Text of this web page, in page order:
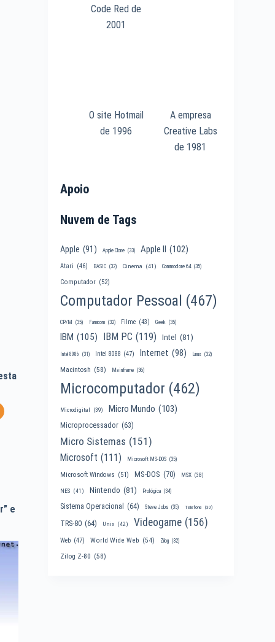
e
Code Red de
2001
O site Hotmail
de 1996
A empresa
Creative Labs
de 1981
Apoio
Nuvem de Tags
Apple (91) Apple Clone (33) Apple II (102)
Atari (46) BASIC (32) Cinema (41) Commodore 64 (35)
Computador (52)
Computador Pessoal (467)
CP/M (35) Famicom (32) Filme (43) Geek (35)
IBM (105) IBM PC (119) Intel (81)
Intel 8086 (31) Intel 8088 (47) Internet (98) Linux (32)
Macintosh (58) Mainframe (36)
Microcomputador (462)
Microdigital (39) Micro Mundo (103)
Microprocessador (63)
Micro Sistemas (151)
Microsoft (111) Microsoft MS-DOS (35)
Microsoft Windows (51) MS-DOS (70) MSX (38)
NES (41) Nintendo (81) Prológica (34)
Sistema Operacional (64) Steve Jobs (35) Telefone (30)
TRS-80 (64) Unix (42) Videogame (156)
Web (47) World Wide Web (54) Zilog (32)
Zilog Z-80 (58)